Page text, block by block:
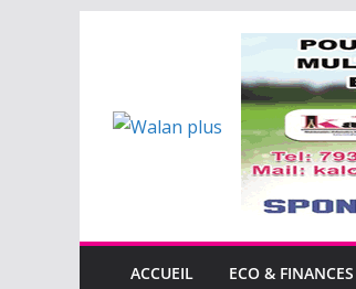
ACCUEIL ECO & FINANCES